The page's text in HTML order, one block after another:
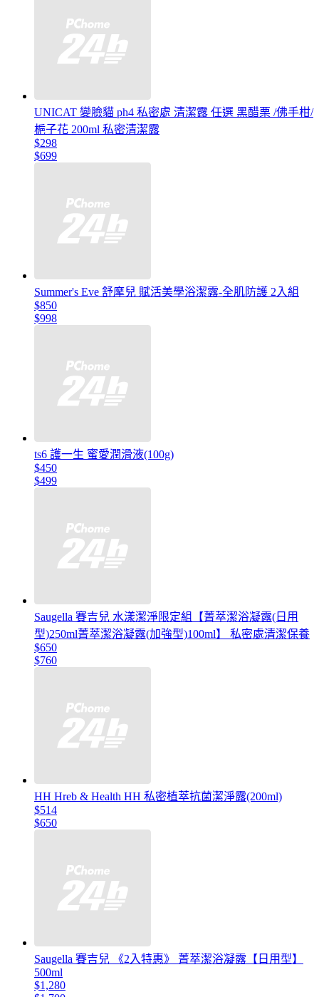
UNICAT 變臉貓 ph4 私密處 清潔露 任選 黑醋栗 /佛手柑/
梔子花 200ml 私密清潔露
$298
$699
Summer's Eve 舒摩兒 賦活美學浴潔露-全肌防護 2入組
$850
$998
ts6 護一生 蜜愛潤滑液(100g)
$450
$499
Saugella 賽吉兒 水漾潔淨限定組【菁萃潔浴凝露(日用
型)250ml菁萃潔浴凝露(加強型)100ml】 私密處清潔保養
$650
$760
HH Hreb & Health HH 私密植萃抗菌潔淨露(200ml)
$514
$650
Saugella 賽吉兒 《2入特惠》 菁萃潔浴凝露【日用型】
500ml
$1,280